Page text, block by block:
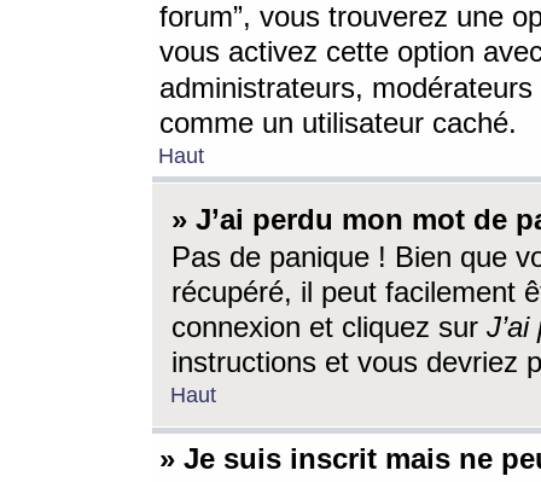
forum”, vous trouverez une
vous activez cette option
administrateurs,
comme un utilisateur caché.
Haut
» J’ai perdu mon mot de
Pas de panique ! Bien que
récupéré, il peut facilement
connexion et cliquez sur
instructions et vous devriez
Haut
» Je suis inscrit mais ne